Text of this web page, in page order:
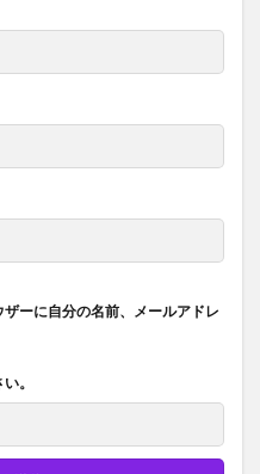
ーに自分の名前、メールアドレ
。